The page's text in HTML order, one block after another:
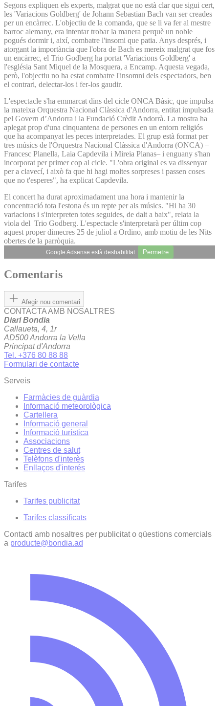
Segons expliquen els experts, malgrat que no està clar que sigui cert,
les 'Variacions Goldberg' de Johann Sebastian Bach van ser creades
per un encàrrec. L'objectiu de la comanda, que se li va fer al mestre
barroc alemany, era intentar trobar la manera perquè un noble
pogués dormir i, així, combatre l'insomi que patia. Anys després, i
atorgant la importància que l'obra de Bach es mereix malgrat que fos
un encàrrec, el Trio Godberg ha portat 'Variacions Goldberg' a
l'església Sant Miquel de la Mosquera, a Encamp. Aquesta vegada,
però, l'objectiu no ha estat combatre l'insomni dels espectadors, ben
el contrari, delectar-los i fer-los gaudir.
L'espectacle s'ha emmarcat dins del cicle ONCA Bàsic, que impulsa
la mateixa Orquestra Nacional Clàssica d'Andorra, entitat impulsada
pel Govern d’Andorra i la Fundació Crèdit Andorrà. La mostra ha
aplegat prop d'una cinquantena de persones en un entorn religiós
que ha acompanyat les peces interpretades. El grup està format per
tres músics de l'Orquestra Nacional Clàssica d'Andorra (ONCA) –
Francesc Planella, Laia Capdevila i Mireia Planas– i enguany s'han
incorporat per primer cop al cicle. "L'obra original es va dissenyar
per a clavecí, i això fa que hi hagi moltes sorpreses i passen coses
que no t'esperes", ha explicat Capdevila.
El concert ha durat aproximadament una hora i mantenir la
concentració tota l'estona és un repte per als músics. "Hi ha 30
variacions i s'interpreten totes seguides, de dalt a baix", relata la
viola del Trio Godberg. L'espectacle s'interpretarà per últim cop
aquest proper dimecres 25 de juliol a Ordino, amb motiu de les Nits
obertes de la parròquia.
Google Adsense està deshabilitat. Permetre
Comentaris
Afegir nou comentari
CONTACTA AMB NOSALTRES
Diari Bondia
Callaueta, 4, 1r
AD500 Andorra la Vella
Principat d'Andorra
Tel. +376 80 88 88
Formulari de contacte
Serveis
Farmàcies de guàrdia
Informació meteorològica
Cartellera
Informació general
Informació turística
Associacions
Centres de salut
Telèfons d'interès
Enllaços d'interés
Tarifes
Tarifes publicitat
Tarifes classificats
Contacti amb nosaltres per publicitat o qüestions comercials
a producte@bondia.ad